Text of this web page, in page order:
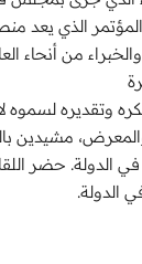
الذي يعد
من أنحاء
وتقديره لسموه
مشيدين
الدولة. حضر
الدولة.